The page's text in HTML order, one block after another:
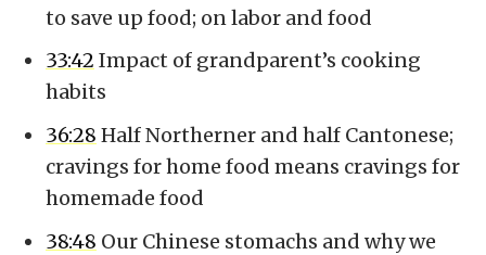
to save up food; on labor and food
33:42 Impact of grandparent’s cooking
habits
36:28 Half Northerner and half Cantonese;
cravings for home food means cravings for
homemade food
38:48 Our Chinese stomachs and why we